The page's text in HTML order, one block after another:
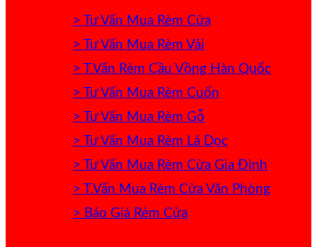
> Tư Vấn Mua Rèm Cửa
> Tư Vấn Mua Rèm Vải
> T.Vấn Rèm Cầu Vồng Hàn Quốc
> Tư Vấn Mua Rèm Cuốn
> Tư Vấn Mua Rèm Gỗ
> Tư Vấn Mua Rèm Lá Dọc
> Tư Vấn Mua Rèm Cửa Gia Đình
> T.Vấn Mua Rèm Cửa Văn Phòng
> Báo Giá Rèm Cửa